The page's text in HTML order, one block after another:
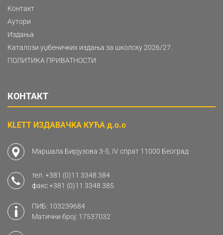
Контакт
Аутори
Издања
Каталози уџбеничких издања за школску 2026/27.
ПОЛИТИКА ПРИВАТНОСТИ
КОНТАКТ
KLETT ИЗДАВАЧКА КУЋА д.о.о
Маршала Бирјузова 3-5, IV спрат 11000 Београд
тел. +381 (0)11 3348 384
факс+381 (0)11 3348 385
ПИБ: 103239684
Матични број: 17537032